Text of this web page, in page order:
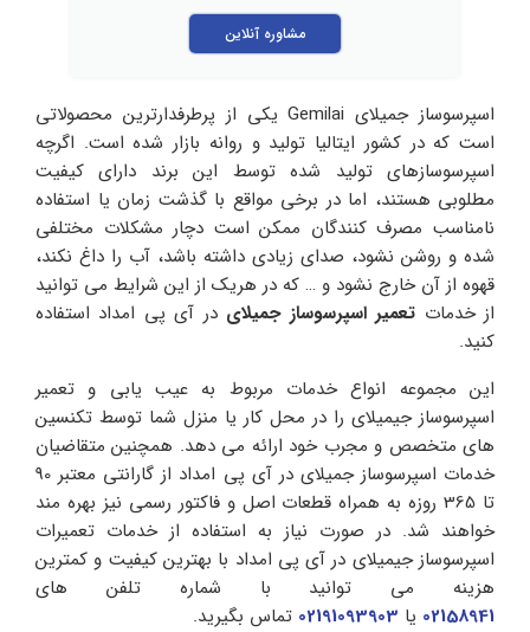
مشاوره آنلاین
اسپرسوساز جمیلای Gemilai یکی از پرطرفدارترین محصولاتی
است که در کشور ایتالیا تولید و روانه بازار شده است. اگرچه
اسپرسوسازهای تولید شده توسط این برند دارای کیفیت
مطلوبی هستند، اما در برخی مواقع با گذشت زمان یا استفاده
نامناسب مصرف کنندگان ممکن است دچار مشکلات مختلفی
شده و روشن نشود، صدای زیادی داشته باشد، آب را داغ نکند،
قهوه از آن خارج نشود و … که در هریک از این شرایط می توانید
از خدمات تعمیر اسپرسوساز جمیلای در آی پی امداد استفاده
کنید.
این مجموعه انواع خدمات مربوط به عیب یابی و تعمیر
اسپرسوساز جیمیلای را در محل کار یا منزل شما توسط تکنسین
های متخصص و مجرب خود ارائه می دهد. همچنین متقاضیان
خدمات اسپرسوساز جمیلای در آی پی امداد از گارانتی معتبر 90
تا 365 روزه به همراه قطعات اصل و فاکتور رسمی نیز بهره مند
خواهند شد. در صورت نیاز به استفاده از خدمات تعمیرات
اسپرسوساز جیمیلای در آی پی امداد با بهترین کیفیت و کمترین
هزینه می توانید با شماره تلفن های
02158941 یا 02191093903 تماس بگیرید.